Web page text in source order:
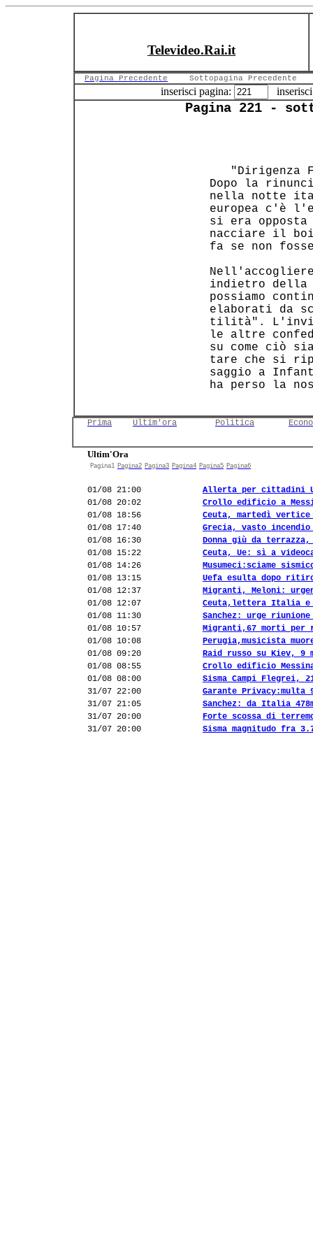
Televideo.Rai.it
Pagina Precedente Sottopagina Precedente
inserisci pagina:
Pagina 221 -
"Dirigenza
Dopo la
nella notte
europea c'è
si era
nacciare il
fa se non
indietro della
possiamo
elaborati da
tilità".
le altre
su come ciò
tare che si
saggio a
ha perso
Prima Ultim'ora Politica
Ultim'Ora
Pagina1 Pagina2 Pagina3 Pagina4 Pagina5 Pagina6
01/08 21:00
Allerta per cittadini
01/08 20:02
Crollo edificio a
01/08 18:56
Ceuta, martedì
01/08 17:40
Grecia, vasto incendio
01/08 16:30
Donna giù da terrazza,
01/08 15:22
Ceuta, Ue: sì a
01/08 14:26
Musumeci:sciame
01/08 13:15
Uefa esulta dopo
01/08 12:37
Migranti, Meloni:
01/08 12:07
Ceuta,lettera Italia e
01/08 11:30
Sanchez: urge
01/08 10:57
Migranti,67 morti per
01/08 10:08
Perugia,musicista
01/08 09:20
Raid russo su Kiev,
01/08 08:55
Crollo edificio
01/08 08:00
Sisma Campi
31/07 22:00
Garante
31/07 21:05
Sanchez: da Italia
31/07 20:00
Forte scossa di
31/07 20:00
Sisma magnitudo fra